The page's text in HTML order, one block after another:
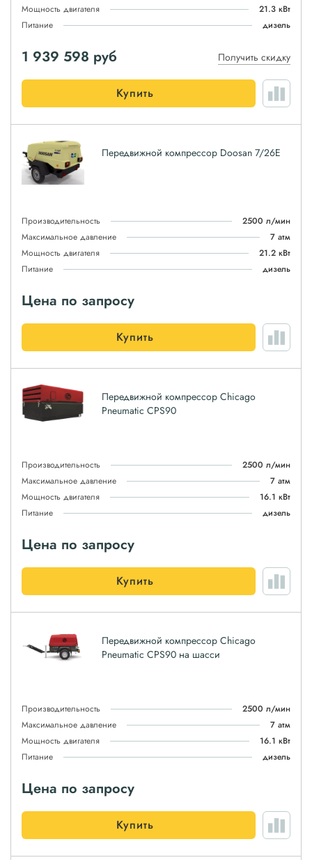
Мощность двигателя
21.3 кВт
Питание
дизель
1 939 598 руб Получить скидку
Купить
Передвижной компрессор Doosan 7/26E
Производительность
2500 л/мин
Максимальное давление
7 атм
Мощность двигателя
21.2 кВт
Питание
дизель
Цена по запросу
Купить
Передвижной компрессор Chicago
Pneumatic CPS90
Производительность
2500 л/мин
Максимальное давление
7 атм
Мощность двигателя
16.1 кВт
Питание
дизель
Цена по запросу
Купить
Передвижной компрессор Chicago
Pneumatic CPS90 на шасси
Производительность
2500 л/мин
Максимальное давление
7 атм
Мощность двигателя
16.1 кВт
Питание
дизель
Цена по запросу
Купить